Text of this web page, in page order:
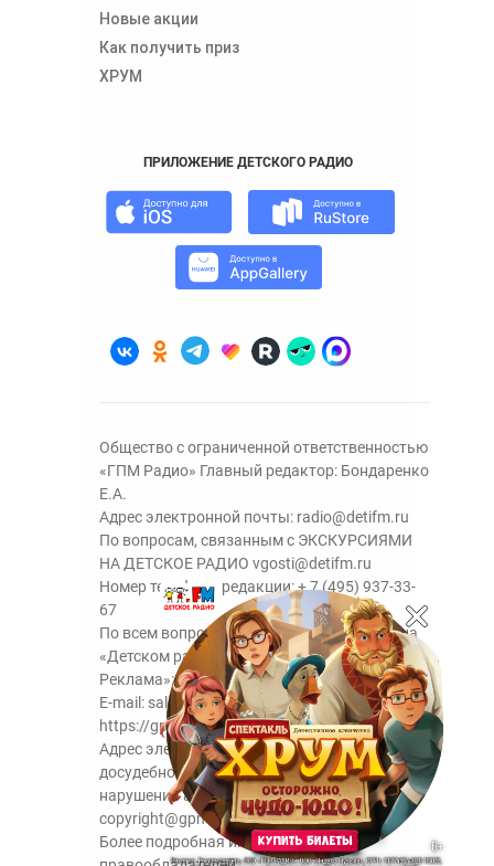
Новые акции
Как получить приз
ХРУМ
ПРИЛОЖЕНИЕ ДЕТСКОГО РАДИО
Общество с ограниченной ответственностью
«ГПМ Радио» Главный редактор: Бондаренко
Е.А.
Адрес электронной почты: radio@detifm.ru
По вопросам, связанным с ЭКСКУРСИЯМИ
НА ДЕТСКОЕ РАДИО vgosti@detifm.ru
Номер телефона редакции:+ 7 (495) 937-33-
67
По всем вопросам размещения рекламы на
«Детском радио» - сейлз-хаус «ГПМ
Реклама»:+7 (495) 921-40-41
E-mail: sales@gazprom-media.ru
https://gpmsaleshouse.ru/
Адрес электронной почты для отправления
досудебной претензии по вопросам
нарушения авторских и смежных прав:
copyright@gpmradio.ru
Более подробная информация для